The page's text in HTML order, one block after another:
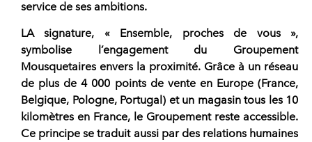
service de ses ambitions.
LA signature, « Ensemble, proches de vous»,
symbolise l’engagement du Groupement
Mousquetaires envers la proximité. Grâce à un réseau
de plus de4 000 points de venteen Europe (France,
Belgique, Pologne, Portugal) et un magasin tous les 10
kilomètres en France, le Groupement reste accessible.
Ce principe se traduit aussi par des relations humaines